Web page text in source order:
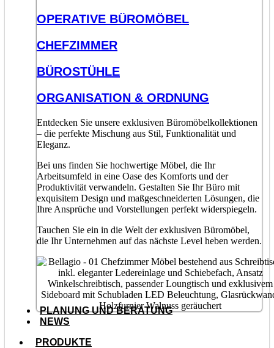
OPERATIVE BÜROMÖBEL
CHEFZIMMER
BÜROSTÜHLE
ORGANISATION & ORDNUNG
Entdecken Sie unsere exklusiven Büromöbelkollektionen
– die perfekte Mischung aus Stil, Funktionalität und
Eleganz.
Bei uns finden Sie hochwertige Möbel, die Ihr
Arbeitsumfeld in eine Oase des Komforts und der
Produktivität verwandeln. Gestalten Sie Ihr Büro mit
exquisitem Design und maßgeschneiderten Lösungen, die
Ihre Ansprüche und Vorstellungen perfekt widerspiegeln.
Tauchen Sie ein in die Welt der exklusiven Büromöbel,
die Ihr Unternehmen auf das nächste Level heben werden.
PLANUNG UND BERATUNG
NEWS
PRODUKTE